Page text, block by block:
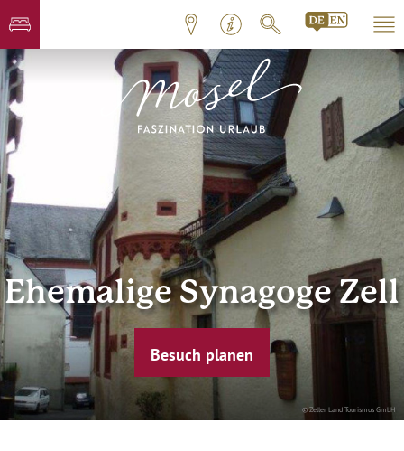
© Zeller Land Tourismus GmbH
Ehemalige Synagoge Zell
Besuch planen